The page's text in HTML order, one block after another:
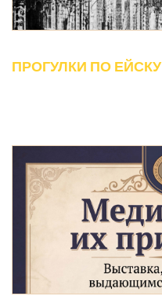
ПРОГУЛКИ ПО ЕЙСКУ